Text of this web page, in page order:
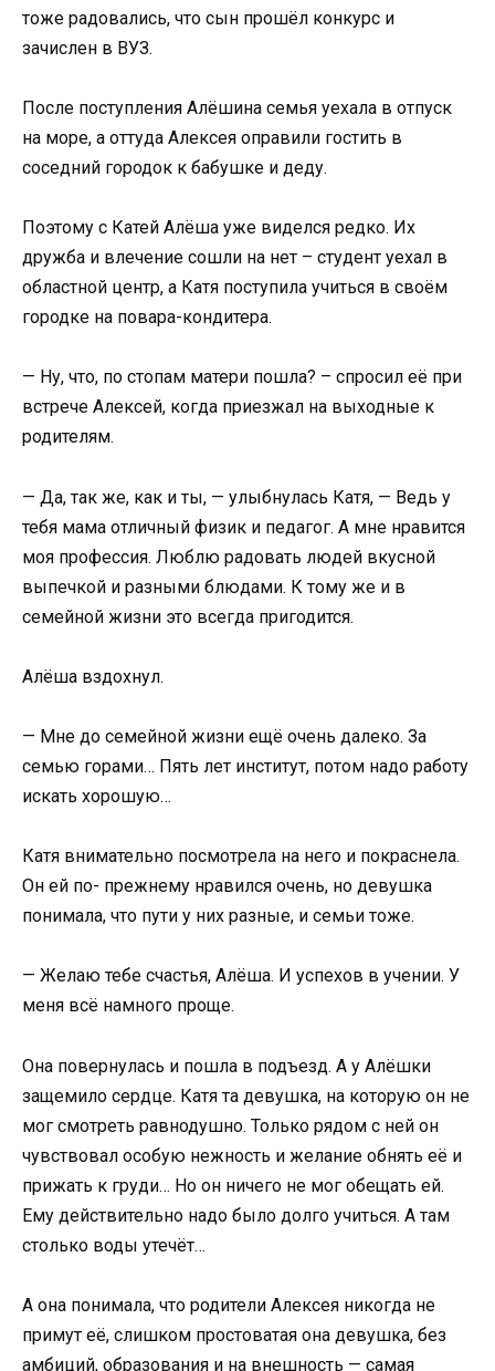
тоже радовались, что сын прошёл конкурс и
зачислен в ВУЗ.
После поступления Алёшина семья уехала в отпуск
на море, а оттуда Алексея оправили гостить в
соседний городок к бабушке и деду.
Поэтому с Катей Алёша уже виделся редко. Их
дружба и влечение сошли на нет – студент уехал в
областной центр, а Катя поступила учиться в своём
городке на повара-кондитера.
— Ну, что, по стопам матери пошла? – спросил её при
встрече Алексей, когда приезжал на выходные к
родителям.
— Да, так же, как и ты, — улыбнулась Катя, — Ведь у
тебя мама отличный физик и педагог. А мне нравится
моя профессия. Люблю радовать людей вкусной
выпечкой и разными блюдами. К тому же и в
семейной жизни это всегда пригодится.
Алёша вздохнул.
— Мне до семейной жизни ещё очень далеко. За
семью горами… Пять лет институт, потом надо работу
искать хорошую…
Катя внимательно посмотрела на него и покраснела.
Он ей по- прежнему нравился очень, но девушка
понимала, что пути у них разные, и семьи тоже.
— Желаю тебе счастья, Алёша. И успехов в учении. У
меня всё намного проще.
Она повернулась и пошла в подъезд. А у Алёшки
защемило сердце. Катя та девушка, на которую он не
мог смотреть равнодушно. Только рядом с ней он
чувствовал особую нежность и желание обнять её и
прижать к груди… Но он ничего не мог обещать ей.
Ему действительно надо было долго учиться. А там
столько воды утечёт…
А она понимала, что родители Алексея никогда не
примут её, слишком простоватая она девушка, без
амбиций, образования и на внешность — самая